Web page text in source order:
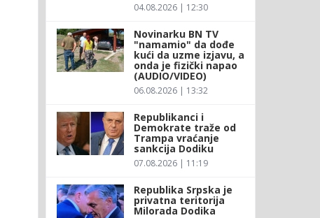
04.08.2026 | 12:30
Novinarku BN TV
"namamio" da dođe
kući da uzme izjavu, a
onda je fizički napao
(AUDIO/VIDEO)
06.08.2026 | 13:32
Republikanci i
Demokrate traže od
Trampa vraćanje
sankcija Dodiku
07.08.2026 | 11:19
Republika Srpska je
privatna teritorija
Milorada Dodika